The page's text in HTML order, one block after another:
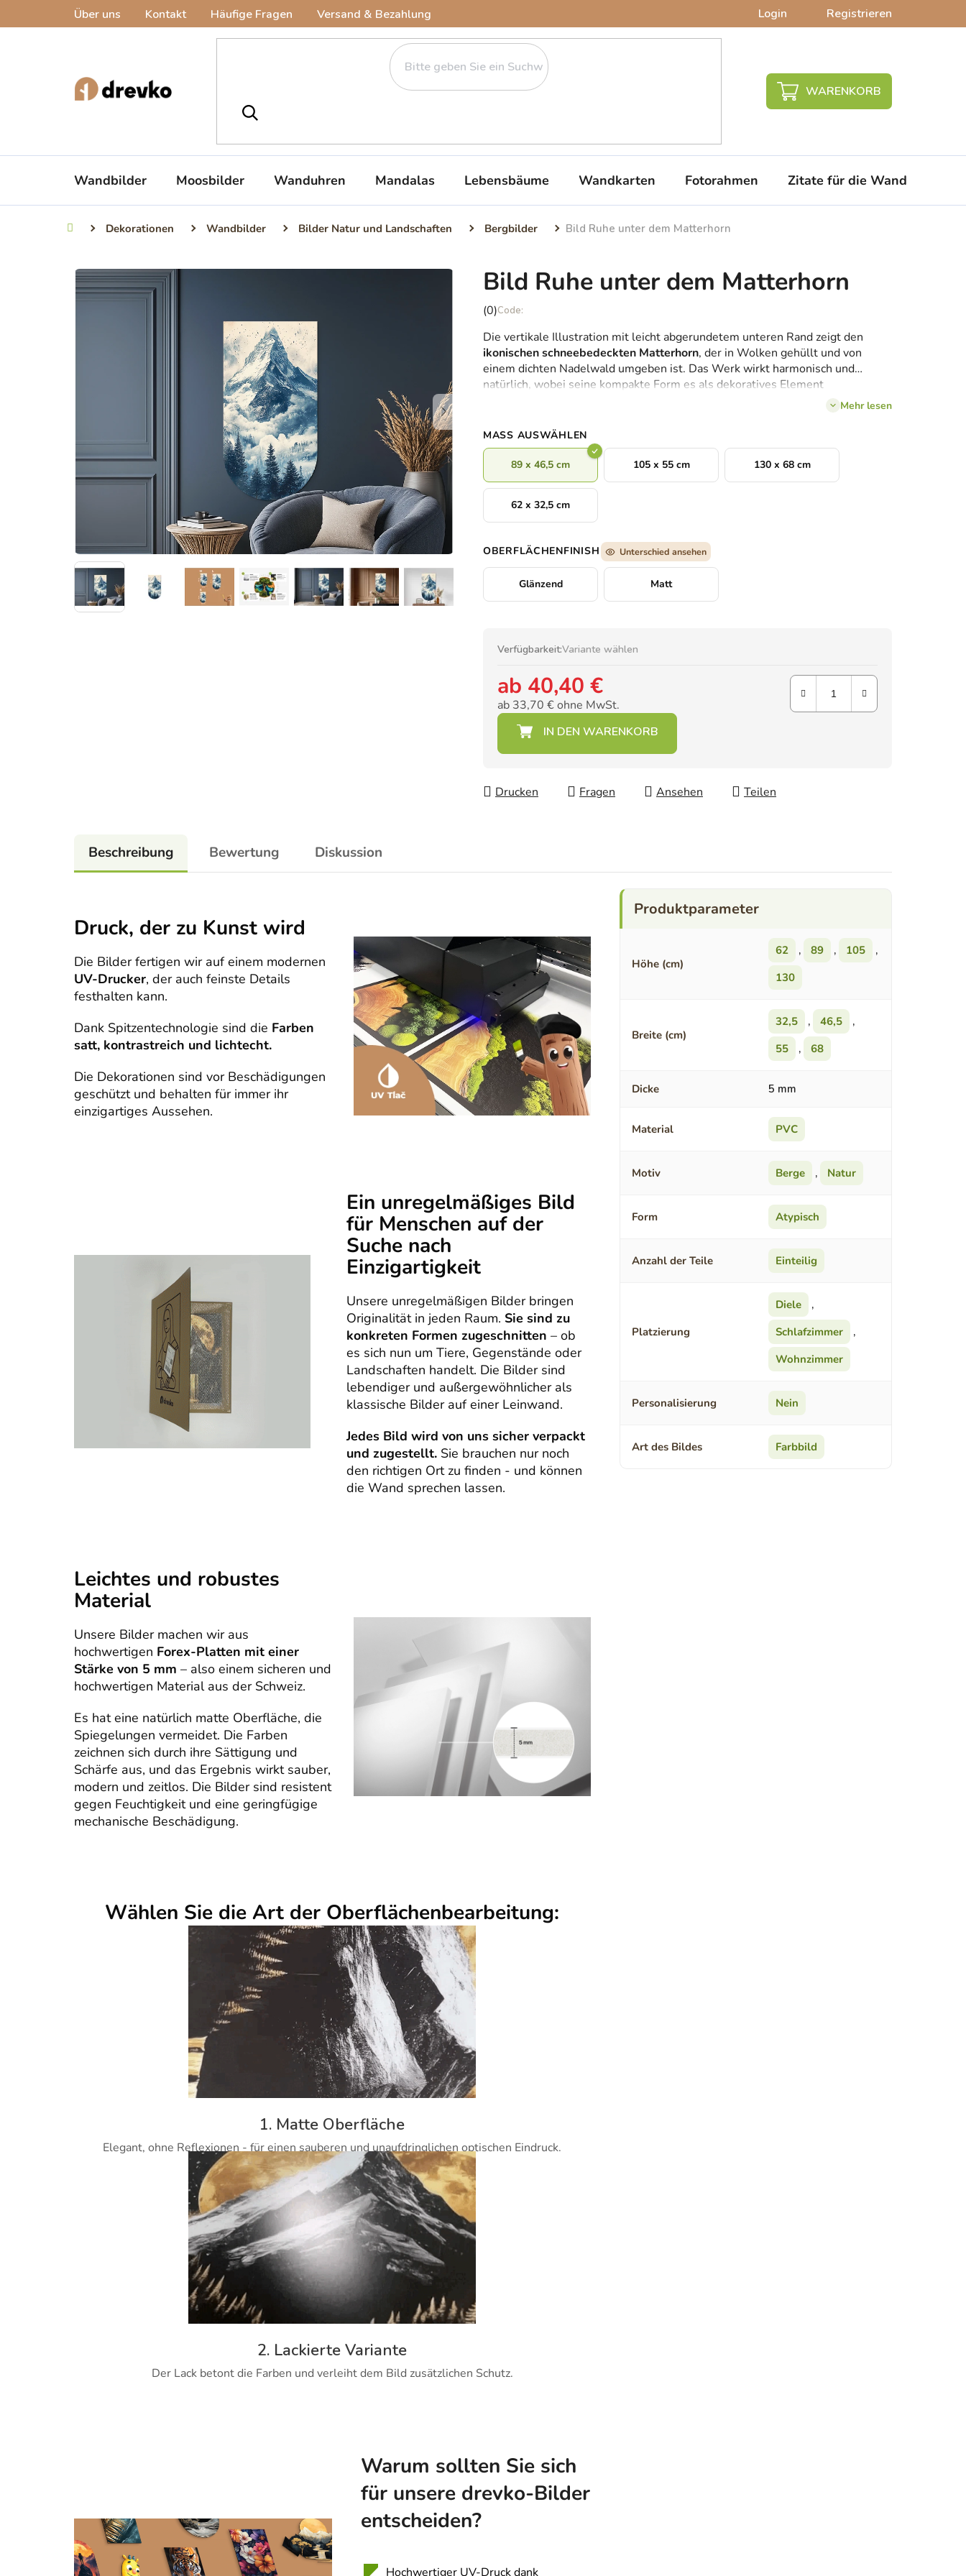
Über uns Kontakt Häufige Fragen Versand & Bezahlung Login Registrieren
WARENKORB
Wandbilder Moosbilder Wanduhren Mandalas Lebensbäume Wandkarten Fotorahmen Zitate für die Wand
StartseiteDekorationen Wandbilder Bilder Natur und Landschaften Bergbilder Bild Ruhe unter dem Matterhorn
Bild Ruhe unter dem Matterhorn
Die
Produktbewertung
ist
0,0
von
(0)
Die vertikale Illustration mit leicht abgerundetem unteren Rand zeigt den
ikonischen schneebedeckten Matterhorn, der in Wolken gehüllt und von
einem dichten Nadelwald umgeben ist. Das Werk wirkt harmonisch und
natürlich, wobei seine kompakte Form es als dekoratives Element
prädestiniert – beispielsweise für einen Magneten, ein Lesezeichen oder ein
aus.
Mehr lesen
MASS AUSWÄHLEN
89 x 46,5 cm 105 x 55 cm 130 x 68 cm
62 x 32,5 cm
OBERFLÄCHENFINISH Unterschied ansehen
Glänzend Matt
Verfügbarkeit:Variante wählen
ab 40,40 €
ab 33,70 €ohne MwSt.
Verkaufspreis:
Drucken Fragen Ansehen Teilen
Beschreibung Bewertung Diskussion
Druck, der zu Kunst wird
Die Bilder fertigen wir auf einem modernen
UV-Drucker, der auch feinste Details
festhalten kann.
Dank Spitzentechnologie sind die Farben
satt, kontrastreich und lichtecht.
Die Dekorationen sind vor Beschädigungen
geschützt und behalten für immer ihr
einzigartiges Aussehen.
Ein unregelmäßiges Bild
für Menschen auf der
Suche nach
Einzigartigkeit
Unsere unregelmäßigen Bilder bringen
Originalität in jeden Raum. Sie sind zu
konkreten Formen zugeschnitten – ob
es sich nun um Tiere, Gegenstände oder
Landschaften handelt. Die Bilder sind
lebendiger und außergewöhnlicher als
klassische Bilder auf einer Leinwand.
Jedes Bild wird von uns sicher verpackt
und zugestellt. Sie brauchen nur noch
den richtigen Ort zu finden - und können
die Wand sprechen lassen.
Leichtes und robustes
Material
Unsere Bilder machen wir aus
hochwertigen Forex-Platten mit einer
Stärke von 5 mm – also einem sicheren und
hochwertigen Material aus der Schweiz.
Es hat eine natürlich matte Oberfläche, die
Spiegelungen vermeidet. Die Farben
zeichnen sich durch ihre Sättigung und
Schärfe aus, und das Ergebnis wirkt sauber,
modern und zeitlos. Die Bilder sind resistent
gegen Feuchtigkeit und eine geringfügige
mechanische Beschädigung.
Wählen Sie die Art der Oberflächenbearbeitung:
1. Matte Oberfläche
Elegant, ohne Reflexionen - für einen sauberen und unaufdringlichen optischen Eindruck.
2. Lackierte Variante
Der Lack betont die Farben und verleiht dem Bild zusätzlichen Schutz.
Warum sollten Sie sich
für unsere drevko-Bilder
entscheiden?
Hochwertiger UV-Druck dank
Höhe (cm)
62 , 89 , 105
,
130
Breite (cm)
32,5 , 46,5
,
55
, 68
Dicke 5 mm
Material PVC
Motiv Berge , Natur
Form Atypisch
Anzahl der Teile Einteilig
Platzierung
Diele
,
Schlafzimmer
,
Wohnzimmer
Personalisierung Nein
Art des Bildes Farbbild